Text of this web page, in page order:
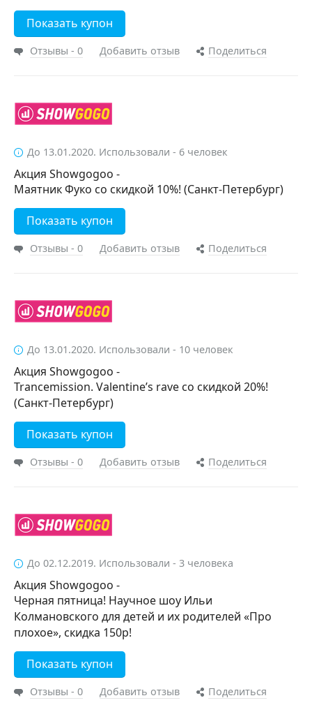
Показать купон
Отзывы - 0 Добавить отзыв Поделиться
До 13.01.2020. Использовали - 6 человек
Акция Showgogoo -
Маятник Фуко со скидкой 10%! (Санкт-Петербург)
Показать купон
Отзывы - 0 Добавить отзыв Поделиться
До 13.01.2020. Использовали - 10 человек
Акция Showgogoo -
Trancemission. Valentine’s rave со скидкой 20%!
(Санкт-Петербург)
Показать купон
Отзывы - 0 Добавить отзыв Поделиться
До 02.12.2019. Использовали - 3 человека
Акция Showgogoo -
Черная пятница! Научное шоу Ильи
Колмановского для детей и их родителей «Про
плохое», скидка 150р!
Показать купон
Отзывы - 0 Добавить отзыв Поделиться